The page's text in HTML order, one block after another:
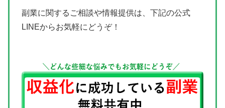
副業に関するご相談や情報提供は、下記の公式
LINEからお気軽にどうぞ！